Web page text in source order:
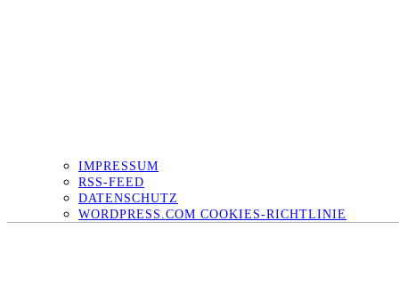
IMPRESSUM
RSS-FEED
DATENSCHUTZ
WORDPRESS.COM COOKIES-RICHTLINIE